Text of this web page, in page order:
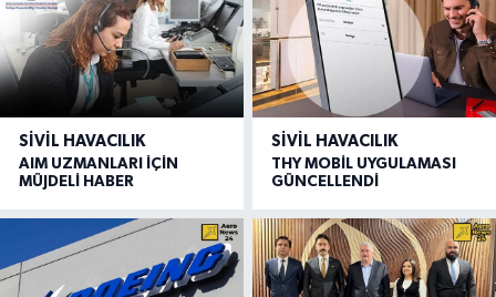
SIVIL HAVACILIK
AIM UZMANLARI İÇİN
MÜJDELİ HABER
SIVIL HAVACILIK
THY MOBİL UYGULAMASI
GÜNCELLENDİ